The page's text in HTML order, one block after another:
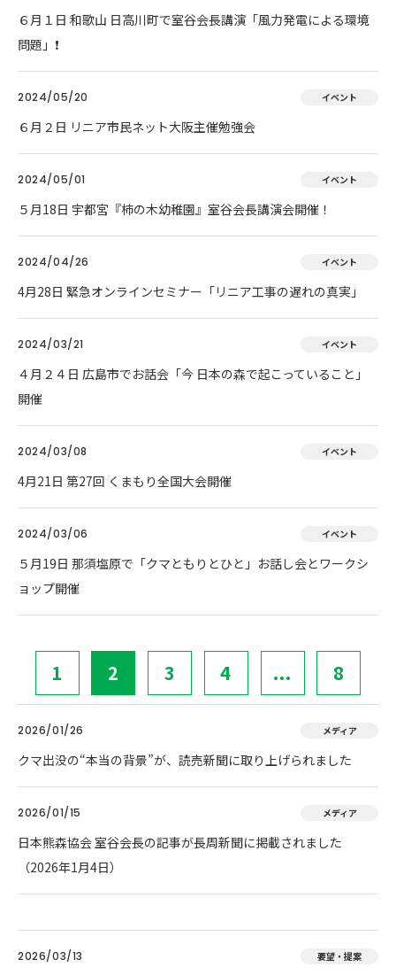
６月１日 和歌山 日高川町で室谷会長講演「風力発電による環境
問題」❗
2024/05/20 イベント
６月２日 リニア市民ネット大阪主催勉強会
2024/05/01 イベント
５月18日 宇都宮『柿の木幼稚園』室谷会長講演会開催！
2024/04/26 イベント
4月28日 緊急オンラインセミナー「リニア工事の遅れの真実」
2024/03/21 イベント
４月２４日 広島市でお話会「今 日本の森で起こっていること」
開催
2024/03/08 イベント
4月21日 第27回 くまもり全国大会開催
2024/03/06 イベント
５月19日 那須塩原で「クマともりとひと」お話し会とワークシ
ョップ開催
1 2 3 4 ... 8
2026/01/26 メディア
クマ出没の“本当の背景”が、読売新聞に取り上げられました
2026/01/15 メディア
日本熊森協会 室谷会長の記事が長周新聞に掲載されました
（2026年1月4日）
2026/03/13 要望・提案